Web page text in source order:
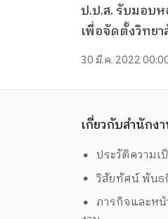
ป.ป.ส. รับมอบ
เพื่อจัดตั้งวิทย
เสพติดระหว่าง
30 มี.ค. 2022
เกี่ยวกับสำนักง
ประวัติความเ
วิสัยทัศน์ พันธ
ภารกิจและห